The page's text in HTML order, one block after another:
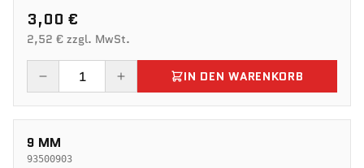
3,00 €
2,52 € zzgl. MwSt.
IN DEN WARENKORB
9 MM
93500903